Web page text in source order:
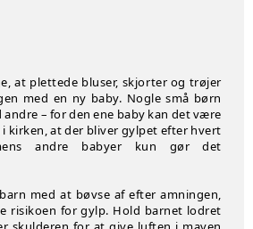
at plettede bluser, skjorter og trøjer
med en ny baby. Nogle små børn
– for den ene baby kan det være
i kirken, at der bliver gylpet efter hvert
andre babyer kun gør det
med at bøvse af efter amningen,
risikoen for gylp. Hold barnet lodret